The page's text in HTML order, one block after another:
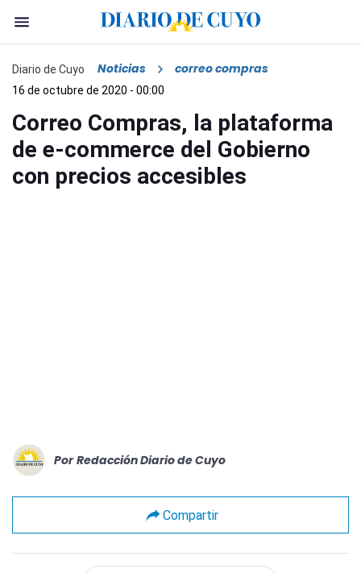
Diario de Cuyo Noticias correo compras
16 de octubre de 2020 - 00:00
Correo Compras, la plataforma
de e-commerce del Gobierno
con precios accesibles
Por Redacción Diario de Cuyo
Compartir